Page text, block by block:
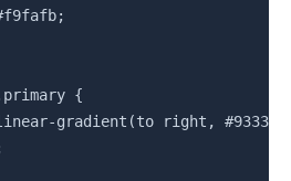
{
gradient(to right,